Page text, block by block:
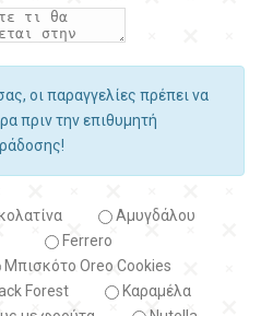
οι παραγγελίες πρέπει να
πριν την επιθυμητή
Αμυγδάλου
Ferrero
Μπισκότο Oreo Cookies
Forest
Kαραμέλα